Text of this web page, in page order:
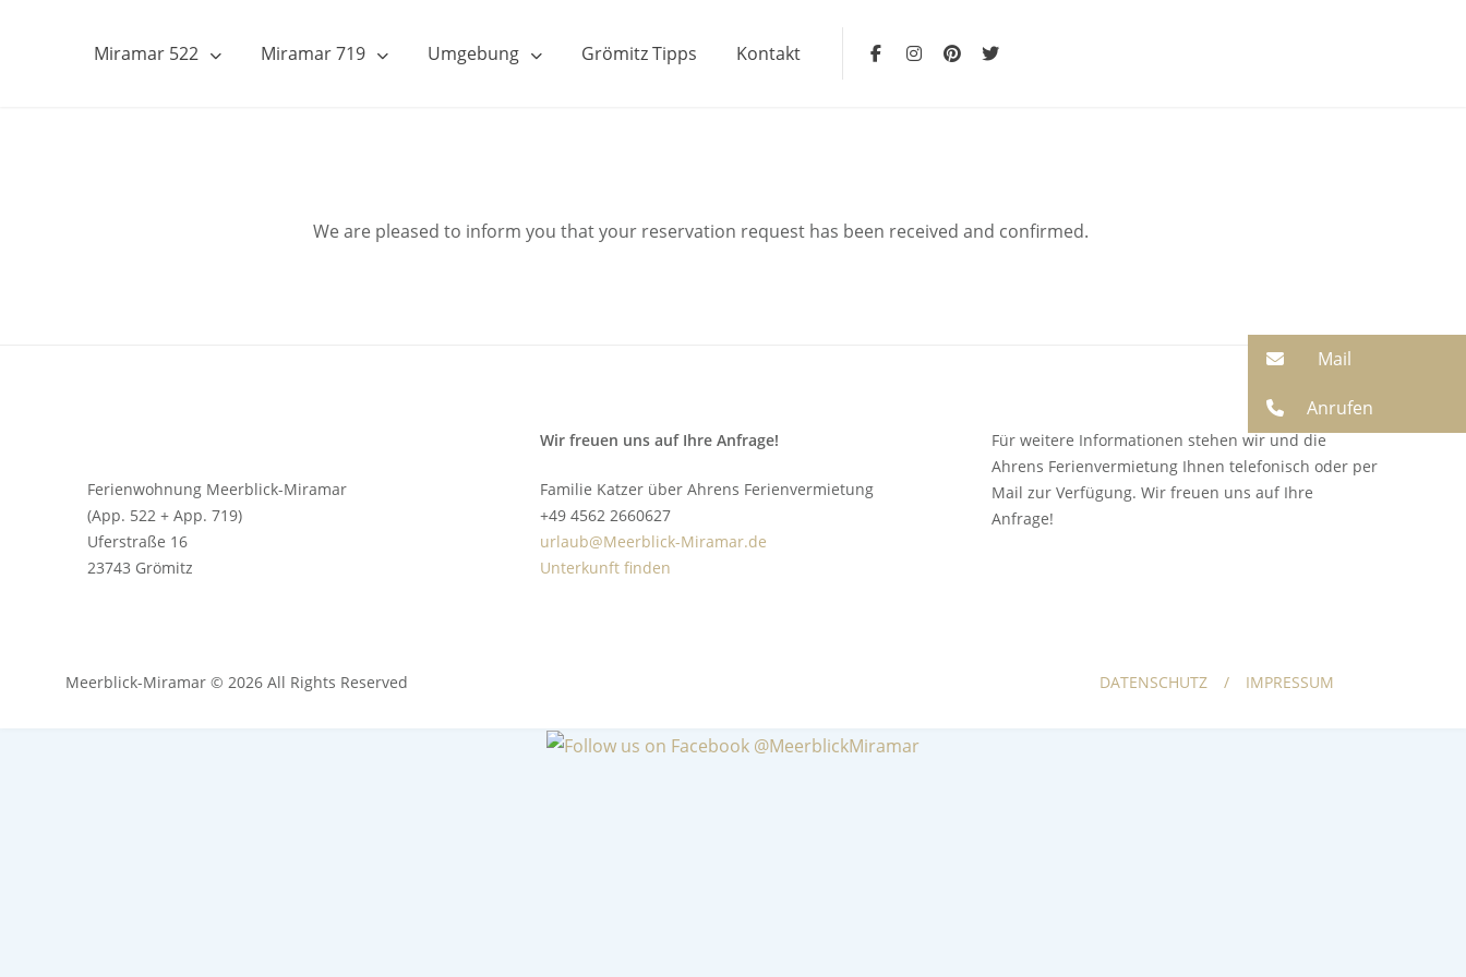
Miramar 522 Miramar 719 Umgebung Grömitz Tipps Kontakt FacebookInstagram
We are pleased to inform you that your reservation request has been received and confirmed.
Ferienwohnung Meerblick-Miramar
(App. 522 + App. 719)
Uferstraße 16
23743 Grömitz
Wir freuen uns auf Ihre Anfrage!
Familie Katzer über Ahrens Ferienvermietung
+49 4562 2660627
urlaub@Meerblick-Miramar.de
Unterkunft finden
Für weitere Informationen stehen wir und die
Ahrens Ferienvermietung Ihnen telefonisch oder per
Mail zur Verfügung. Wir freuen uns auf Ihre
Anfrage!
Meerblick-Miramar © 2026 All Rights Reserved DATENSCHUTZ IMPRESSUM
Mail
Anrufen